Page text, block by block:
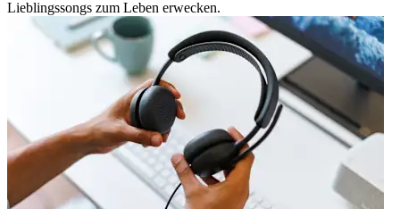
Lieblingssongs zum Leben erwecken.